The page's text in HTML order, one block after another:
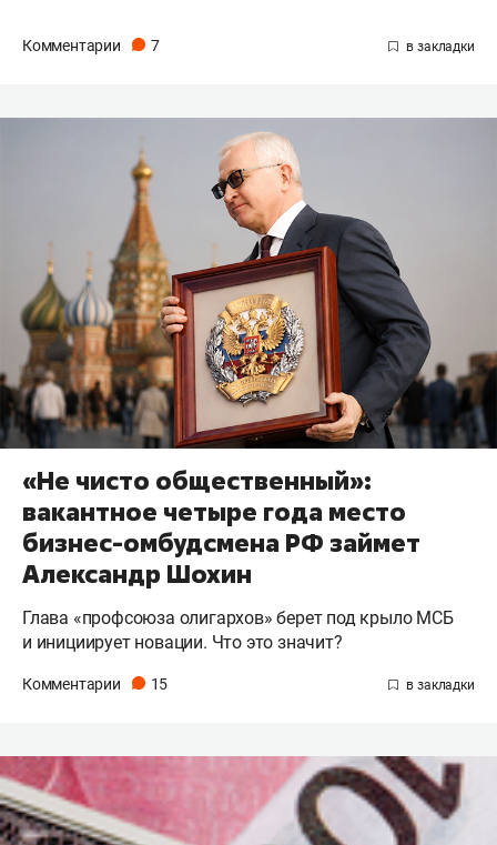
Комментарии 7
«Не чисто общественный»:
вакантное четыре года место
бизнес-омбудсмена РФ займет
Александр Шохин
Глава «профсоюза олигархов» берет под крыло МСБ
и инициирует новации. Что это значит?
Комментарии 15